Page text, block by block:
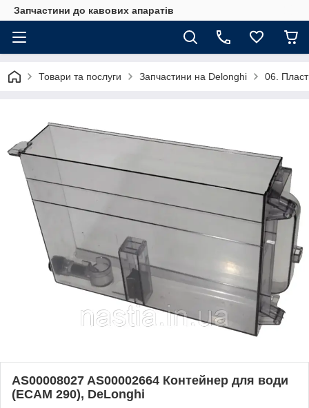
Запчастини до кавових апаратів
Товари та послуги Запчастини на Delonghi 06.
AS00008027 AS00002664 Контейнер для води
(ECAM 290), DeLonghi